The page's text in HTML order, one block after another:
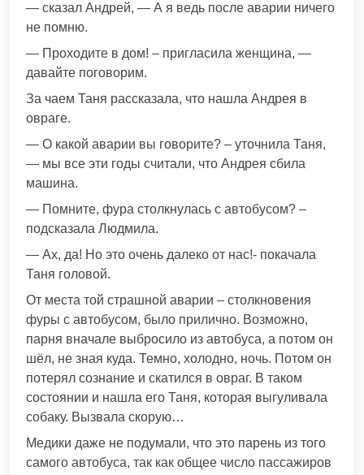
— сказал Андрей, — А я ведь после аварии ничего
не помню.
— Проходите в дом! – пригласила женщина, —
давайте поговорим.
За чаем Таня рассказала, что нашла Андрея в
овраге.
— О какой аварии вы говорите? – уточнила Таня,
— мы все эти годы считали, что Андрея сбила
машина.
— Помните, фура столкнулась с автобусом? –
подсказала Людмила.
— Ах, да! Но это очень далеко от нас!- покачала
Таня головой.
От места той страшной аварии – столкновения
фуры с автобусом, было прилично. Возможно,
парня вначале выбросило из автобуса, а потом он
шёл, не зная куда. Темно, холодно, ночь. Потом он
потерял сознание и скатился в овраг. В таком
состоянии и нашла его Таня, которая выгуливала
собаку. Вызвала скорую…
Медики даже не подумали, что это парень из того
самого автобуса, так как общее число пассажиров